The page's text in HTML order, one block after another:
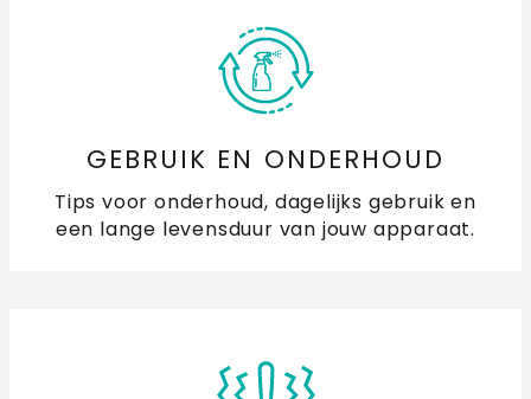
GEBRUIK EN ONDERHOUD
Tips voor onderhoud, dagelijks gebruik en
een lange levensduur van jouw apparaat.